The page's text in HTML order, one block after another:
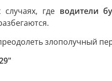
случаях, где водители
злополучный